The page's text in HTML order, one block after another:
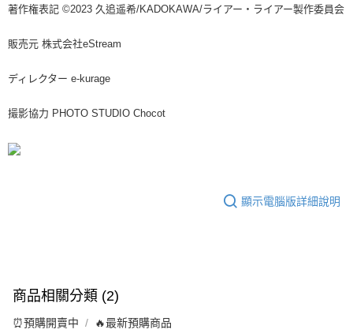
著作権表記 ©2023 久追遥希/KADOKAWA/ライアー・ライアー製作委員会
販売元 株式会社eStream
ディレクター e-kurage
撮影協力 PHOTO STUDIO Chocot
顯示電腦版詳細說明
商品相關分類 (2)
⏰預購開賣中 🔥最新預購商品